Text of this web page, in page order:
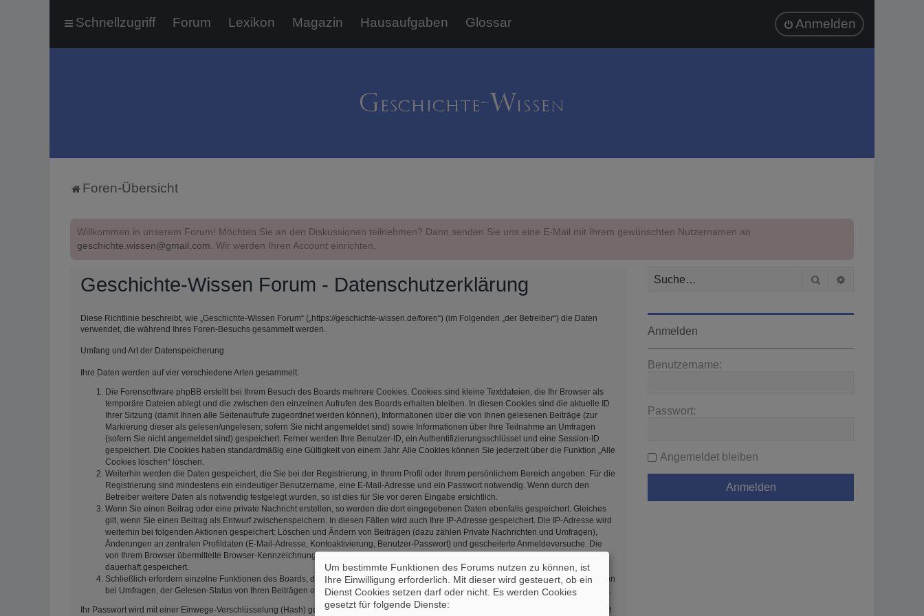
Schnellzugriff Forum Lexikon Magazin Hausaufgaben Glossar Anmelden
Foren-Übersicht
Willkommen in unserem Forum! Möchten Sie an den Diskussionen teilnehmen? Dann senden Sie uns eine E-Mail mit Ihrem gewünschten Nutzernamen an
geschichte.wissen@gmail.com. Wir werden Ihren Account einrichten.
Geschichte-Wissen Forum - Datenschutzerklärung
Diese Richtlinie beschreibt, wie „Geschichte-Wissen Forum“ („https://geschichte-wissen.de/foren“) (im Folgenden „der Betreiber“) die Daten
verwendet, die während Ihres Foren-Besuchs gesammelt werden.
Umfang und Art der Datenspeicherung
Ihre Daten werden auf vier verschiedene Arten gesammelt:
Die Forensoftware phpBB erstellt bei Ihrem Besuch des Boards mehrere Cookies. Cookies sind kleine Textdateien, die Ihr Browser als
temporäre Dateien ablegt und die zwischen den einzelnen Aufrufen des Boards erhalten bleiben. In diesen Cookies sind die aktuelle ID
Ihrer Sitzung (damit Ihnen alle Seitenaufrufe zugeordnet werden können), Informationen über die von Ihnen gelesenen Beiträge (zur
Markierung dieser als gelesen/ungelesen; sofern Sie nicht angemeldet sind) sowie Informationen über Ihre Teilnahme an Umfragen
(sofern Sie nicht angemeldet sind) gespeichert. Ferner werden Ihre Benutzer-ID, ein Authentifizierungsschlüssel und eine Session-ID
gespeichert. Die Cookies haben standardmäßig eine Gültigkeit von einem Jahr. Alle Cookies können Sie jederzeit über die Funktion „Alle
Cookies löschen“ löschen.
Weiterhin werden die Daten gespeichert, die Sie bei der Registrierung, in Ihrem Profil oder Ihrem persönlichem Bereich angeben. Für die
Registrierung sind mindestens ein eindeutiger Benutzername, eine E-Mail-Adresse und ein Passwort notwendig. Wenn durch den
Betreiber weitere Daten als notwendig festgelegt wurden, so ist dies für Sie vor deren Eingabe ersichtlich.
Wenn Sie einen Beitrag oder eine private Nachricht erstellen, so werden die dort eingegebenen Daten ebenfalls gespeichert. Gleiches
gilt, wenn Sie einen Beitrag als Entwurf zwischenspeichern. In diesen Fällen wird auch Ihre IP-Adresse gespeichert. Die IP-Adresse wird
weiterhin bei folgenden Aktionen gespeichert: Löschen und Ändern von Beiträgen (dazu zählen Private Nachrichten und Umfragen),
Änderungen an zentralen Profildaten (E-Mail-Adresse, Kontoaktivierung, Benutzer-Passwort) und gescheiterte Anmeldeversuche. Die
von Ihrem Browser übermittelte Browser-Kennzeichnung (User Agent) wird nur in der „Wer ist online?“-Funktion angezeigt und nicht
dauerhaft gespeichert.
Schließlich erfordern einzelne Funktionen des Boards, dass weitere Daten gespeichert werden. Dazu gehören Ihr Abstimmungsverhalten
bei Umfragen, der Gelesen-Status von Ihren Beiträgen oder explizit von Ihnen gesetzte Lesezeichen oder Benachrichtigungsfunktionen.
Ihr Passwort wird mit einer Einwege-Verschlüsselung (Hash) gespeichert, so dass es sicher ist. Jedoch wird Ihnen empfohlen, dieses Passwort
Suche
Anmelden
Benutzername:
Passwort:
Angemeldet bleiben
Um bestimmte Funktionen des Forums nutzen zu können, ist
Ihre Einwilligung erforderlich. Mit dieser wird gesteuert, ob ein
Dienst Cookies setzen darf oder nicht. Es werden Cookies
gesetzt für folgende Dienste: